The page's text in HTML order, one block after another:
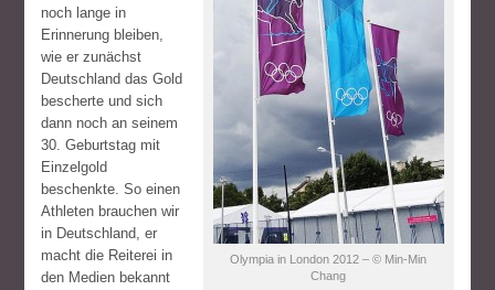
Olympia in London 2012 – © Min-Min
Chang
noch lange in
Erinnerung bleiben,
wie er zunächst
Deutschland das Gold
bescherte und sich
dann noch an seinem
30. Geburtstag mit
Einzelgold
beschenkte. So einen
Athleten brauchen wir
in Deutschland, er
macht die Reiterei in
den Medien bekannt